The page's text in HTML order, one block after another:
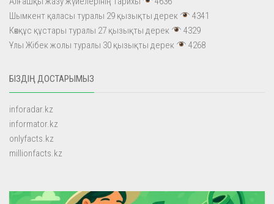
Шымкент қаласы туралы 29 қызықты дерек
4341
Көкқұс құстары туралы 27 қызықты дерек
4329
Ұлы Жібек жолы туралы 30 қызықты дерек
4268
БІЗДІҢ ДОСТАРЫМЫЗ
inforadar.kz
informator.kz
onlyfacts.kz
millionfacts.kz